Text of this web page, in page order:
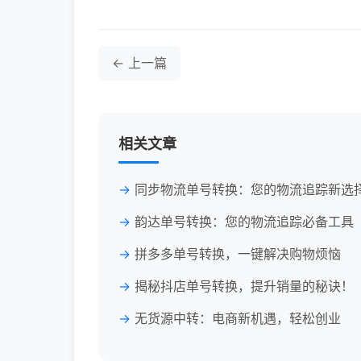
← 上一篇
相关文章
同步物流单号转换：您的物流追踪新选
韵达单号转换：您的物流追踪必备工具
拼多多单号转换，一键解决购物烦恼
揭秘抖店单号转换，提升销量的秘诀！
无货源中转：电商新机遇，轻松创业